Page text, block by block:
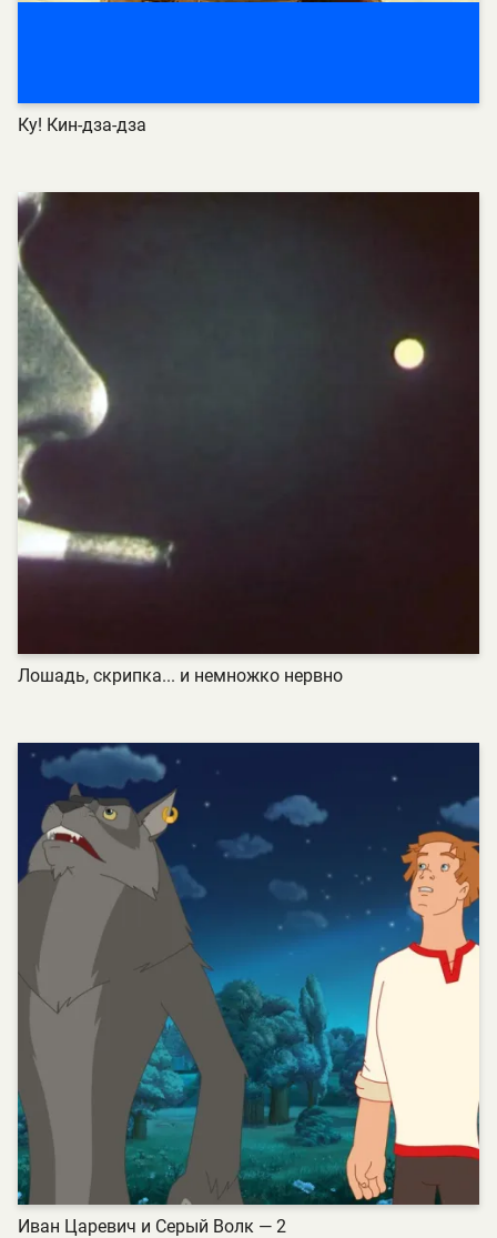
Ку! Кин-дза-дза
Лошадь, скрипка... и немножко нервно
Иван Царевич и Серый Волк — 2